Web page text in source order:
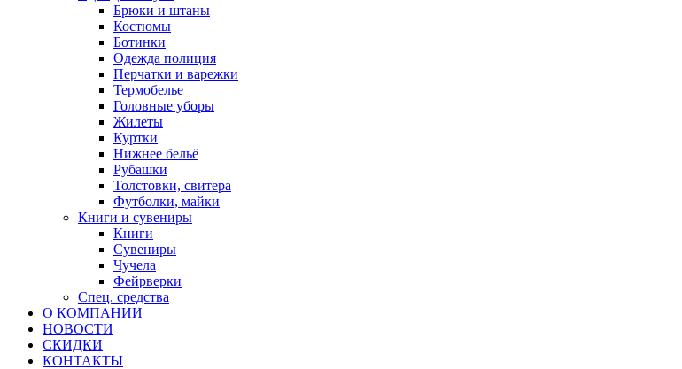
Брюки и штаны
Костюмы
Ботинки
Одежда полиция
Перчатки и варежки
Термобелье
Головные уборы
Жилеты
Куртки
Нижнее бельё
Рубашки
Толстовки, свитера
Футболки, майки
Книги и сувениры
Книги
Сувениры
Чучела
Фейрверки
Спец. средства
О КОМПАНИИ
НОВОСТИ
СКИДКИ
КОНТАКТЫ